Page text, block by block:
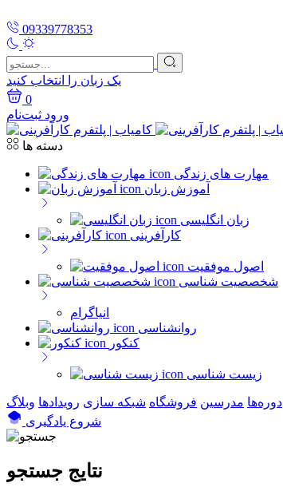
09339778353
یک زبان را انتخاب کنید
0
ورود ثبت‌نام
دسته ها
مهارت های زندگی
آموزش زبان
زبان انگلیسی
کارآفرینی
اصول موفقیت
شخصصیت شناسی
انیاگرام
روانشناسی
کنکور
زیست شناسی
دوره‌ها مدرسین فروشگاه شبکه سازی رویداد‌ها وبلاگ
شروع یادگیری
نتایج جستجو